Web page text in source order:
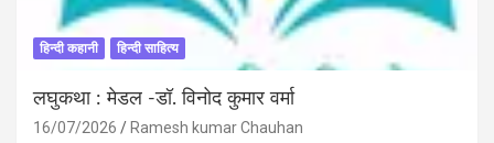
हिन्दी कहानी हिन्दी साहित्य
लघुकथा : मेडल -डॉ. विनोद कुमार वर्मा
16/07/2026 Ramesh kumar Chauhan